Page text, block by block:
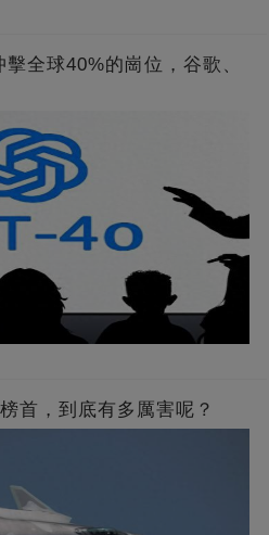
全球40%的崗位，谷歌、
首，到底有多厲害呢？